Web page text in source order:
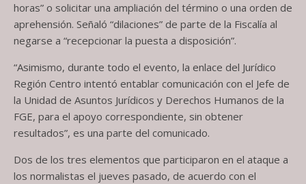
horas” o solicitar una ampliación del término o una orden de
aprehensión. Señaló “dilaciones” de parte de la Fiscalía al
negarse a “recepcionar la puesta a disposición”.
“Asimismo, durante todo el evento, la enlace del Jurídico
Región Centro intentó entablar comunicación con el Jefe de
la Unidad de Asuntos Jurídicos y Derechos Humanos de la
FGE, para el apoyo correspondiente, sin obtener
resultados”, es una parte del comunicado.
Dos de los tres elementos que participaron en el ataque a
los normalistas el jueves pasado, de acuerdo con el